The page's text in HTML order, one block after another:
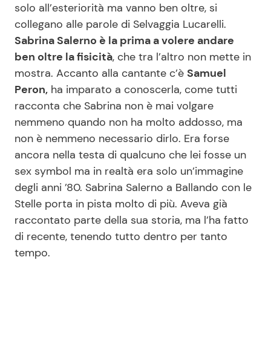
Salute
Viaggi e Turismo
Festività
Ricette Facili e Veloci
Ricette Feste
Ricette per Bambini
Seguici
Info
Chi siamo
Disclaimer e Privacy
solo all’esteriorità ma vanno ben oltre, si
collegano alle parole di Selvaggia Lucarelli.
Sabrina Salerno è la prima a volere andare
ben oltre la fisicità, che tra l’altro non mette in
mostra. Accanto alla cantante c’è Samuel
Peron, ha imparato a conoscerla, come tutti
racconta che Sabrina non è mai volgare
nemmeno quando non ha molto addosso, ma
non è nemmeno necessario dirlo. Era forse
ancora nella testa di qualcuno che lei fosse un
sex symbol ma in realtà era solo un’immagine
degli anni ’80. Sabrina Salerno a Ballando con le
Stelle porta in pista molto di più. Aveva già
raccontato parte della sua storia, ma l’ha fatto
di recente, tenendo tutto dentro per tanto
tempo.